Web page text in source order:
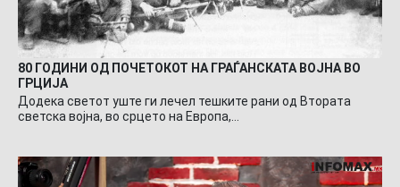
80 ГОДИНИ ОД ПОЧЕТОКОТ НА ГРАЃАНСКАТА ВОЈНА ВО
ГРЦИЈА
Додека светот уште ги лечел тешките рани од Втората
светска војна, во срцето на Европа,…